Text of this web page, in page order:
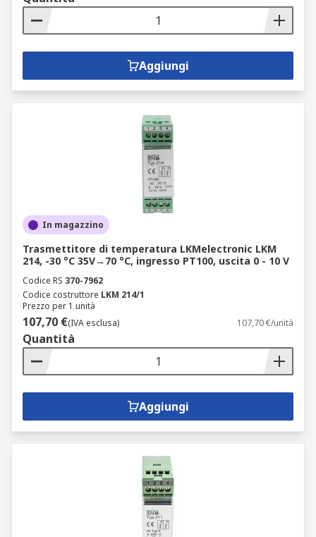
Aggiungi
In magazzino
Trasmettitore di temperatura LKMelectronic LKM
214, -30 °C 35V→70 °C, ingresso PT100, uscita 0 - 10 V
Codice RS 370-7962
Codice costruttore LKM 214/1
Prezzo per 1 unità
107,70 €(IVA esclusa) 107,70 €/unità
Quantità
Aggiungi